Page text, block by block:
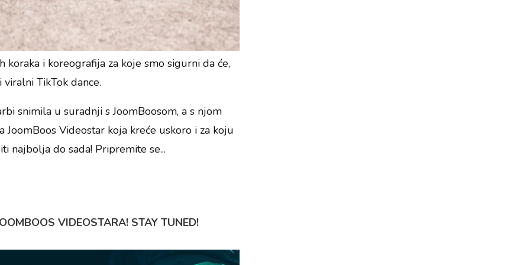
i koreografija za koje smo sigurni da će,
TikTok dance.
snimila u suradnji s JoomBoosom, a s njom
Videostar koja kreće uskoro i za koju
najbolja do sada! Pripremite se...
VIDEOSTARA! STAY TUNED!